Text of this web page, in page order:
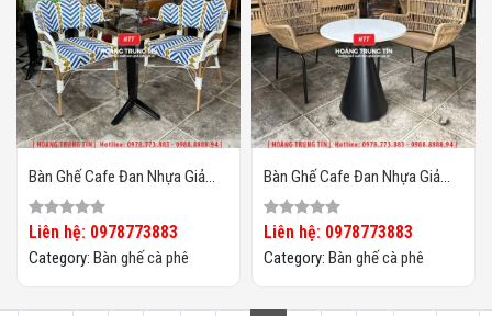
Bàn Ghế Cafe Đan Nhựa Giả
Mây HTT-066
Liên hệ: 0978773883
Category: Bàn ghế cà phê
Bàn Ghế Cafe Đan Nhựa Giả
Mây HTT-065
Liên hệ: 0978773883
Category: Bàn ghế cà phê